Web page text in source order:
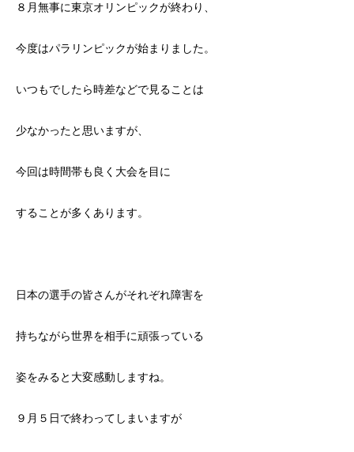
８月無事に東京オリンピックが終わり、
今度はパラリンピックが始まりました。
いつもでしたら時差などで見ることは
少なかったと思いますが、
今回は時間帯も良く大会を目に
することが多くあります。
日本の選手の皆さんがそれぞれ障害を
持ちながら世界を相手に頑張っている
姿をみると大変感動しますね。
９月５日で終わってしまいますが